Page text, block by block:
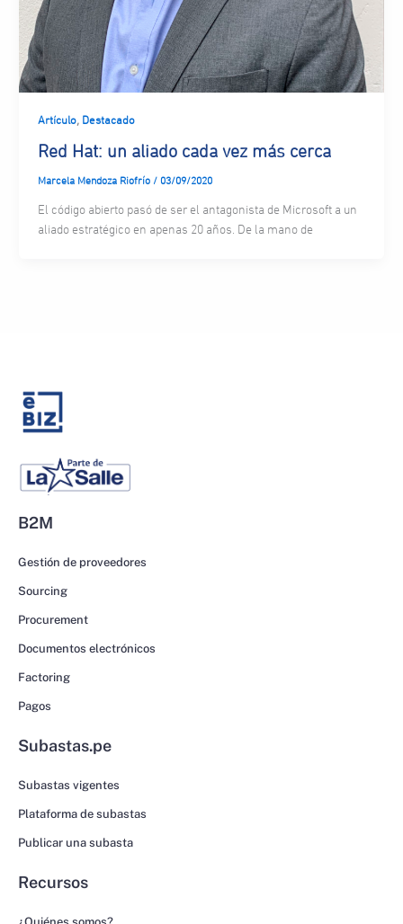
Artículo, Destacado
Red Hat: un aliado cada vez más cerca
Marcela Mendoza Riofrío / 03/09/2020
El código abierto pasó de ser el antagonista de Microsoft a un
aliado estratégico en apenas 20 años. De la mano de
B2M
Gestión de proveedores
Sourcing
Procurement
Documentos electrónicos
Factoring
Pagos
Subastas.pe
Subastas vigentes
Plataforma de subastas
Publicar una subasta
Recursos